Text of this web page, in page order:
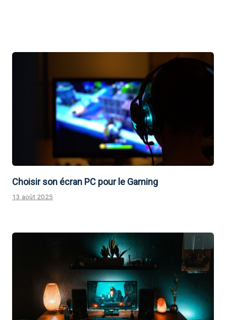
Choisir son écran PC pour le Gaming
13 août 2025